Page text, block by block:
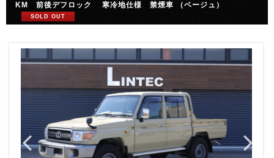
KM 前後デフロック 寒冷地仕様 禁煙車 （ベージュ）
SOLD OUT